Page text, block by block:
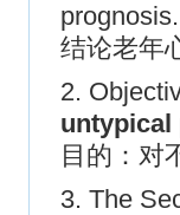
prognosis.
结论老年
2.
untypical
目的：对
3. The